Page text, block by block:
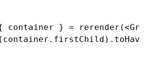
container } = rerender (<
( container .firstChild)